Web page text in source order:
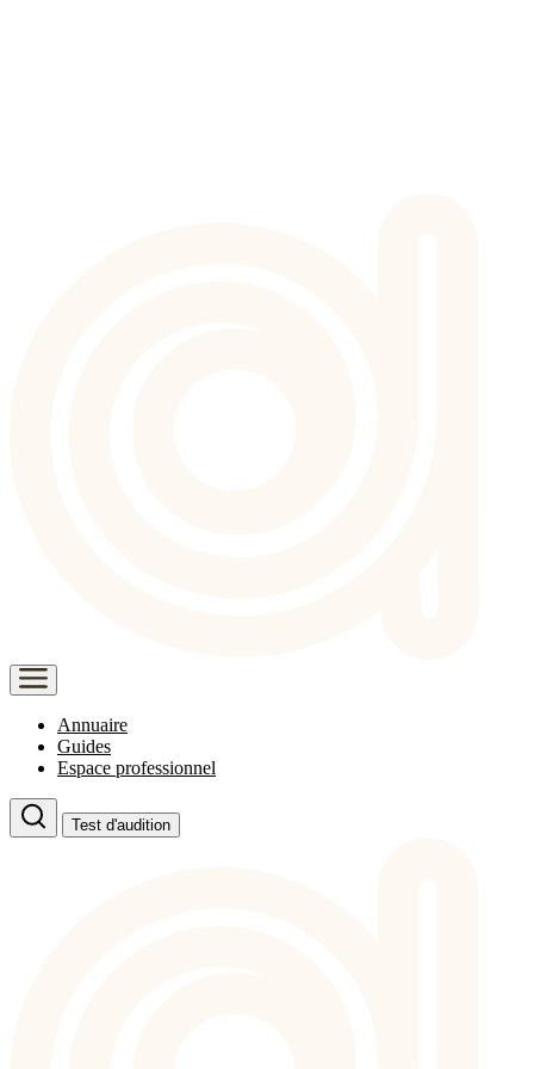
Annuaire
Guides
Espace professionnel
Test d'audition